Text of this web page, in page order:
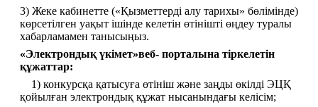
3) Жеке кабинетте («Қызметтерді алу тарихы» бөлімінде)
көрсетілген уақыт ішінде келетін өтінішті өңдеу туралы
хабарламамен танысыңыз.
«Электрондық үкімет»веб- порталына тіркелетін
құжаттар:
қойылған электрондық құжат нысанындағы келісім;